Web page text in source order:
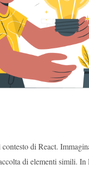
di React.
di elementi simili.